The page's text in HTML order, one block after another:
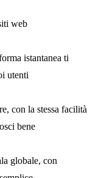
web
istantanea ti
utenti
con la stessa facilità
bene
globale, con